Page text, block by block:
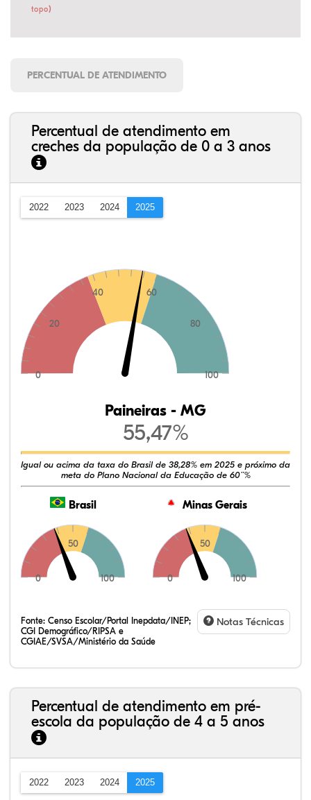
topo)
PERCENTUAL DE ATENDIMENTO
Percentual de atendimento em
creches da população de 0 a 3 anos
2022 2023 2024 2025
0
20
40 60
80
100
Paineiras - MG
55,47%
Igual ou acima da taxa do Brasil de 38,28% em 2025 e próximo da
meta do Plano Nacional da Educação de 60¨%
Brasil
0
50
100
Minas Gerais
0
50
100
Fonte: Censo Escolar/Portal Inepdata/INEP;
CGI Demográfico/RIPSA e
CGIAE/SVSA/Ministério da Saúde
Notas Técnicas
Percentual de atendimento em pré-
escola da população de 4 a 5 anos
2022 2023 2024 2025